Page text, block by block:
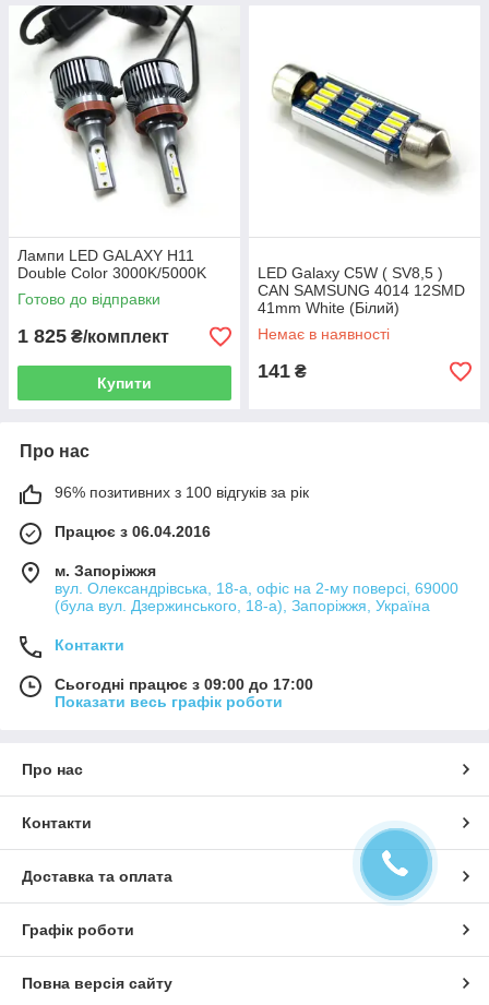
Лампи LED GALAXY H11
Double Color 3000K/5000K
Готово до відправки
1 825 ₴/комплект
Купити
LED Galaxy C5W ( SV8,5 )
CAN SAMSUNG 4014 12SMD
41mm White (Білий)
Немає в наявності
141 ₴
Про нас
96% позитивних з 100 відгуків за рік
Працює з 06.04.2016
м. Запоріжжя
вул. Олександрівська, 18-а, офіс на 2-му поверсі, 69000
(була вул. Дзержинського, 18-а), Запоріжжя, Україна
Контакти
Сьогодні працює з 09:00 до 17:00
Показати весь графік роботи
Про нас
Контакти
Доставка та оплата
Графік роботи
Повна версія сайту